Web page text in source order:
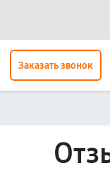
Заказать звонок